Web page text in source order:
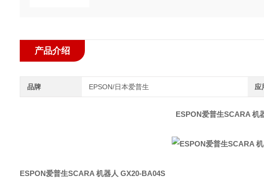
产品介绍
品牌 EPSON/日本爱普生 应
ESPON爱普生SCARA 机
ESPON爱普生SCARA 机器人 GX20-BA04S